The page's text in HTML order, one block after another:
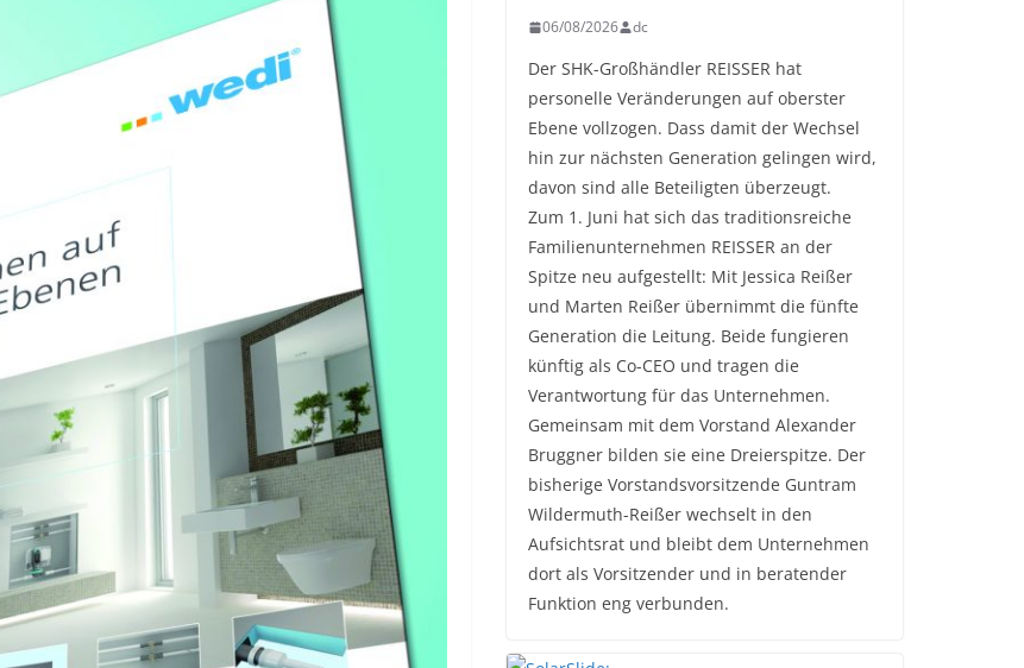
06/08/2026 dc
Der SHK-Großhändler REISSER hat
personelle Veränderungen auf oberster
Ebene vollzogen. Dass damit der Wechsel
hin zur nächsten Generation gelingen wird,
davon sind alle Beteiligten überzeugt.
Zum 1. Juni hat sich das traditionsreiche
Familienunternehmen REISSER an der
Spitze neu aufgestellt: Mit Jessica Reißer
und Marten Reißer übernimmt die fünfte
Generation die Leitung. Beide fungieren
künftig als Co-CEO und tragen die
Verantwortung für das Unternehmen.
Gemeinsam mit dem Vorstand Alexander
Bruggner bilden sie eine Dreierspitze. Der
bisherige Vorstandsvorsitzende Guntram
Wildermuth-Reißer wechselt in den
Aufsichtsrat und bleibt dem Unternehmen
dort als Vorsitzender und in beratender
Funktion eng verbunden.